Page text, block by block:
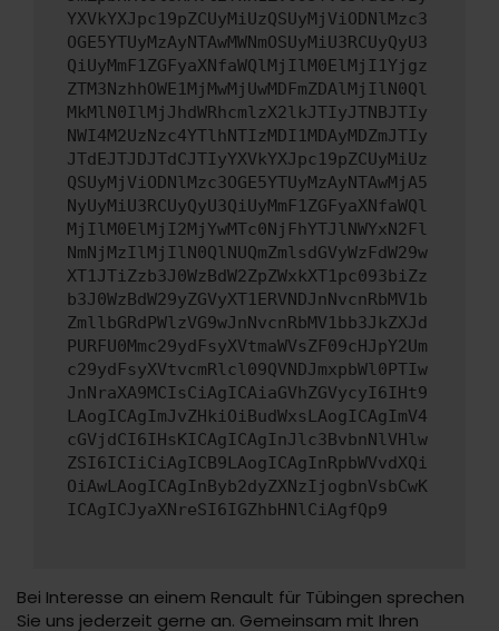
YXVkYXJpc19pZCUyMiUzQSUyMjViODNlMzc3
OGE5YTUyMzAyNTAwMWNmOSUyMiU3RCUyQyU3
QiUyMmF1ZGFyaXNfaWQlMjIlM0ElMjI1Yjgz
ZTM3NzhhOWE1MjMwMjUwMDFmZDAlMjIlN0Ql
MkMlN0IlMjJhdWRhcmlzX2lkJTIyJTNBJTIy
NWI4M2UzNzc4YTlhNTIzMDI1MDAyMDZmJTIy
JTdEJTJDJTdCJTIyYXVkYXJpc19pZCUyMiUz
QSUyMjViODNlMzc3OGE5YTUyMzAyNTAwMjA5
NyUyMiU3RCUyQyU3QiUyMmF1ZGFyaXNfaWQl
MjIlM0ElMjI2MjYwMTc0NjFhYTJlNWYxN2Fl
NmNjMzIlMjIlN0QlNUQmZmlsdGVyWzFdW29w
XT1JTiZzb3J0WzBdW2ZpZWxkXT1pc093biZz
b3J0WzBdW29yZGVyXT1ERVNDJnNvcnRbMV1b
ZmllbGRdPWlzVG9wJnNvcnRbMV1bb3JkZXJd
PURFU0Mmc29ydFsyXVtmaWVsZF09cHJpY2Um
c29ydFsyXVtvcmRlcl09QVNDJmxpbWl0PTIw
JnNraXA9MCIsCiAgICAiaGVhZGVycyI6IHt9
LAogICAgImJvZHkiOiBudWxsLAogICAgImV4
cGVjdCI6IHsKICAgICAgInJlc3BvbnNlVHlw
ZSI6ICIiCiAgICB9LAogICAgInRpbWVvdXQi
OiAwLAogICAgInByb2dyZXNzIjogbnVsbCwK
ICAgICJyaXNreSI6IGZhbHNlCiAgfQp9
Bei Interesse an einem Renault für Tübingen sprechen
Sie uns jederzeit gerne an. Gemeinsam mit Ihren